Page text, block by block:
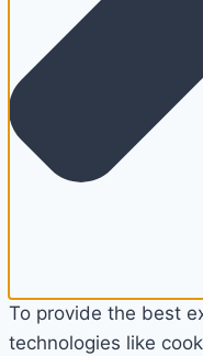
To provide the best
technologies like